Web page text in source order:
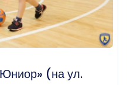
(на ул.